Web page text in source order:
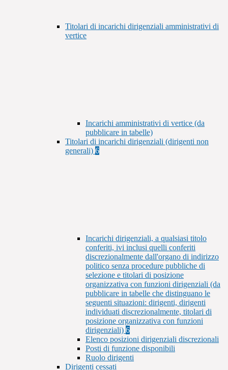
Titolari di incarichi dirigenziali amministrativi di
vertice
Incarichi amministrativi di vertice (da
pubblicare in tabelle)
Titolari di incarichi dirigenziali (dirigenti non
generali) 6
Incarichi dirigenziali, a qualsiasi titolo
conferiti, ivi inclusi quelli conferiti
discrezionalmente dall'organo di indirizzo
politico senza procedure pubbliche di
selezione e titolari di posizione
organizzativa con funzioni dirigenziali (da
pubblicare in tabelle che distinguano le
seguenti situazioni: dirigenti, dirigenti
individuati discrezionalmente, titolari di
posizione organizzativa con funzioni
dirigenziali) 6
Elenco posizioni dirigenziali discrezionali
Posti di funzione disponibili
Ruolo dirigenti
Dirigenti cessati